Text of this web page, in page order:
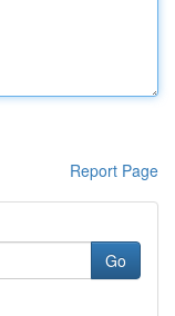
Report Page
Go